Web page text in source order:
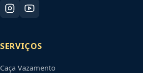
SERVIÇOS
Caça Vazamento